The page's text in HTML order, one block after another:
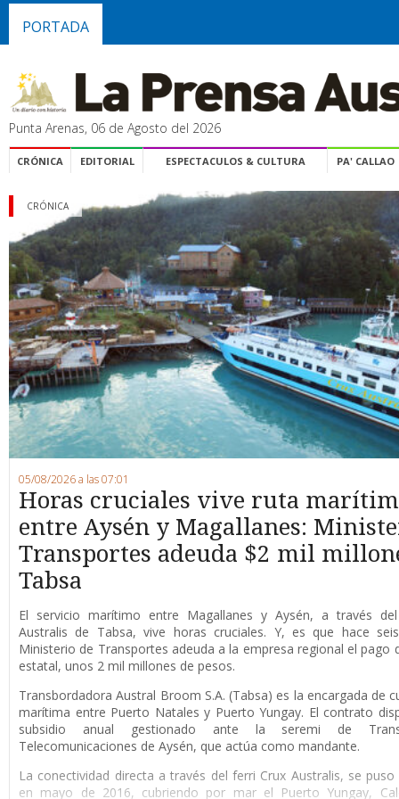
PORTADA
Punta Arenas, 06 de Agosto del 2026
CRÓNICA EDITORIAL ESPECTACULOS & CULTURA PA' CALLAO
CRÓNICA
05/08/2026 a las 07:01
Horas cruciales vive ruta
entre Aysén y Magallanes:
Transportes adeuda $2 mil
Tabsa
El servicio marítimo entre Magallanes y Aysén, a través
Australis de Tabsa, vive horas cruciales. Y, es que hace
Ministerio de Transportes adeuda a la empresa regional el pago
estatal, unos 2 mil millones de pesos.
Transbordadora Austral Broom S.A. (Tabsa) es la encargada de
marítima entre Puerto Natales y Puerto Yungay. El contrato
subsidio anual gestionado ante la seremi de
Telecomunicaciones de Aysén, que actúa como mandante.
La conectividad directa a través del ferri Crux Australis, se
en mayo de 2016, cubriendo por mar el Puerto Yungay,